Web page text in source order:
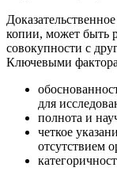
копии, может быть
совокупности с
Ключевыми
для
полнота и
четкое
отсутствием